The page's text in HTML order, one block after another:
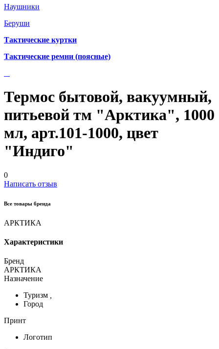
Наушники
Беруши
Тактические куртки
Тактические ремни (поясные)
Термос бытовой, вакуумный,
питьевой тм "Арктика", 1000
мл, арт.101-1000, цвет
"Индиго"
0
Написать отзыв
Все товары бренда
АРКТИКА
Характеристики
Бренд
АРКТИКА
Назначение
Туризм
Город
Принт
Логотип